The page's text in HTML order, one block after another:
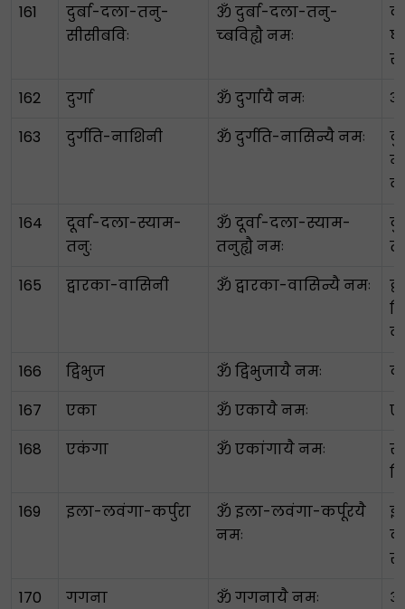
161
दुर्बा-दला-तनु-
सीसीबविः
ॐ दुर्बा-दला-तनु-
च्बविह्यै नमः
162
दुर्गा ॐ दुर्गायै नमः
163
दुर्गति-नाशिनी ॐ दुर्गति-नासिन्यै नमः
164
दूर्वा-दला-स्याम-
तनुः
ॐ दूर्वा-दला-स्याम-
तनुह्यै नमः
165
द्वारका-वासिनी ॐ द्वारका-वासिन्यै नमः
166
द्विभुज ॐ द्विभुजायै नमः
167
एका ॐ एकायै नमः
168
एकंगा ॐ एकांगायै नमः
169
इला-लवंगा-कर्पुरा
ॐ इला-लवंगा-कर्पूरयै
नमः
170
गगना ॐ गगनायै नमः